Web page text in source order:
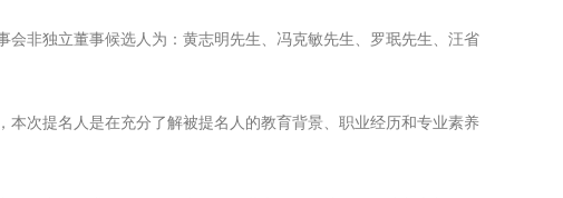
非独立董事候选人为：黄志明先生、冯克敏先生、罗珉先生、汪省
次提名人是在充分了解被提名人的教育背景、职业经历和专业素养